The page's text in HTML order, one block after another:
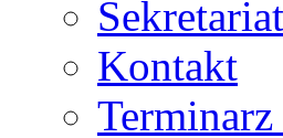
Sekretariat
Kontakt